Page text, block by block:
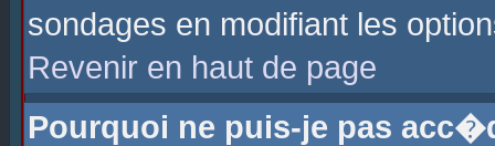
sondages en modifiant les
Revenir en haut de page
Pourquoi ne puis-je pas